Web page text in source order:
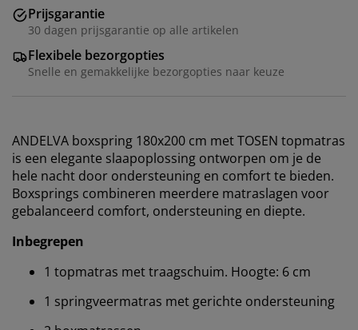
Prijsgarantie
30 dagen prijsgarantie op alle artikelen
Flexibele bezorgopties
Snelle en gemakkelijke bezorgopties naar keuze
ANDELVA boxspring 180x200 cm met TOSEN topmatras
is een elegante slaapoplossing ontworpen om je de
hele nacht door ondersteuning en comfort te bieden.
Boxsprings combineren meerdere matraslagen voor
gebalanceerd comfort, ondersteuning en diepte.
Inbegrepen
1 topmatras met traagschuim. Hoogte: 6 cm
1 springveermatras met gerichte ondersteuning